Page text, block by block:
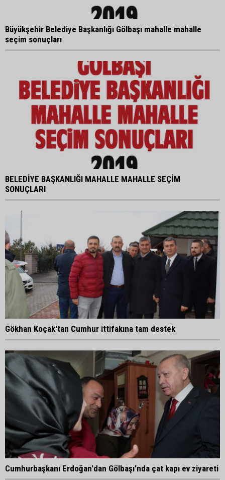
Büyükşehir Belediye Başkanlığı Gölbaşı mahalle mahalle
seçim sonuçları
BELEDİYE BAŞKANLIĞI MAHALLE MAHALLE SEÇİM
SONUÇLARI
Gökhan Koçak'tan Cumhur ittifakına tam destek
Cumhurbaşkanı Erdoğan'dan Gölbaşı'nda çat kapı ev ziyareti